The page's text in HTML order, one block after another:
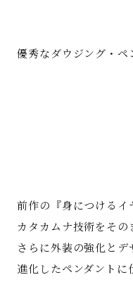
優秀なダウジング・
前作の『身につける
カタカムナ技術をその
さらに外装の強化とデ
進化したペンダントに